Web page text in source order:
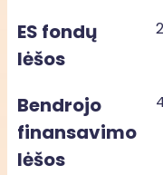
ES fondų
lėšos
Bendrojo
finansavimo
lėšos